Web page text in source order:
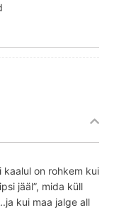
on rohkem kui
jääl”, mida küll
kui maa jalge all